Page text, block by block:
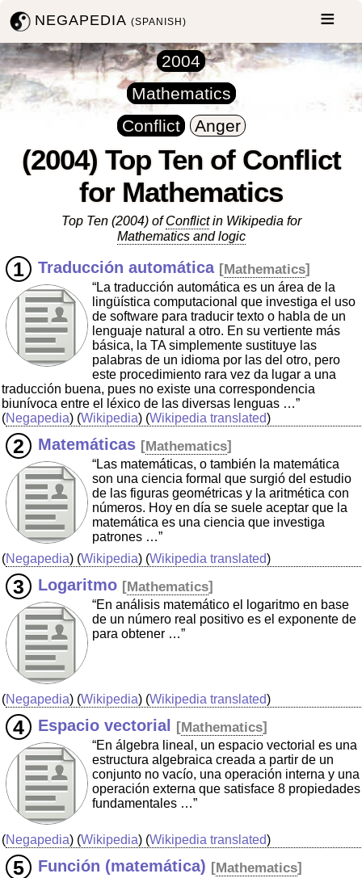
NEGAPEDIA(SPANISH)
2004
Mathematics
Conflict
Anger
(2004) Top Ten of Conflict
for Mathematics
Top Ten (2004) ofConflictin Wikipedia for
Mathematics and logic
Traducción automática [Mathematics]
“La traducción automática es un área de la
lingüística computacional que investiga el uso
de software para traducir texto o habla de un
lenguaje natural a otro. En su vertiente más
básica, la TA simplemente sustituye las
palabras de un idioma por las del otro, pero
este procedimiento rara vez da lugar a una
traducción buena, pues no existe una correspondencia
biunívoca entre el léxico de las diversas lenguas …”
(Negapedia) (Wikipedia) (Wikipedia translated)
Matemáticas [Mathematics]
“Las matemáticas, o también la matemática
son una ciencia formal que surgió del estudio
de las figuras geométricas y la aritmética con
números. Hoy en día se suele aceptar que la
matemática es una ciencia que investiga
patrones …”
(Negapedia) (Wikipedia) (Wikipedia translated)
Logaritmo [Mathematics]
“En análisis matemático el logaritmo en base
de un número real positivo es el exponente de
para obtener …”
(Negapedia) (Wikipedia) (Wikipedia translated)
Espacio vectorial [Mathematics]
“En álgebra lineal, un espacio vectorial es una
estructura algebraica creada a partir de un
conjunto no vacío, una operación interna y una
operación externa que satisface 8 propiedades
fundamentales …”
(Negapedia) (Wikipedia) (Wikipedia translated)
Función (matemática) [Mathematics]